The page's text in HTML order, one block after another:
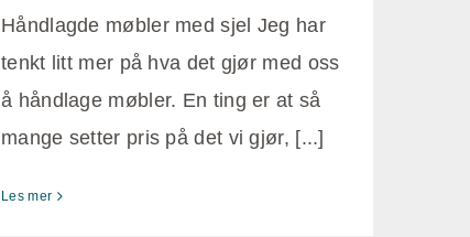
Håndlagde møbler med sjel Jeg har
tenkt litt mer på hva det gjør med oss
å håndlage møbler. En ting er at så
mange setter pris på det vi gjør, [...]
Les mer